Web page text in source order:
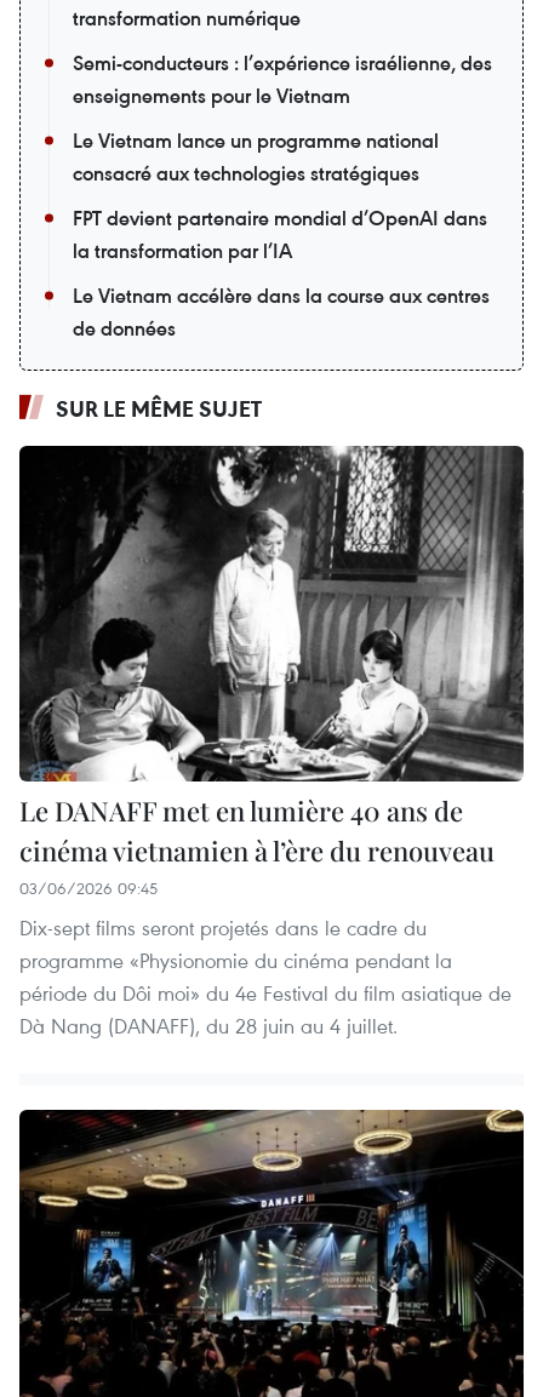
transformation numérique
Semi-conducteurs : l’expérience israélienne, des
enseignements pour le Vietnam
Le Vietnam lance un programme national
consacré aux technologies stratégiques
FPT devient partenaire mondial d’OpenAI dans
la transformation par l’IA
Le Vietnam accélère dans la course aux centres
de données
SUR LE MÊME SUJET
Le DANAFF met en lumière 40 ans de
cinéma vietnamien à l’ère du renouveau
03/06/2026 09:45
Dix-sept films seront projetés dans le cadre du
programme «Physionomie du cinéma pendant la
période du Dôi moi» du 4e Festival du film asiatique de
Dà Nang (DANAFF), du 28 juin au 4 juillet.